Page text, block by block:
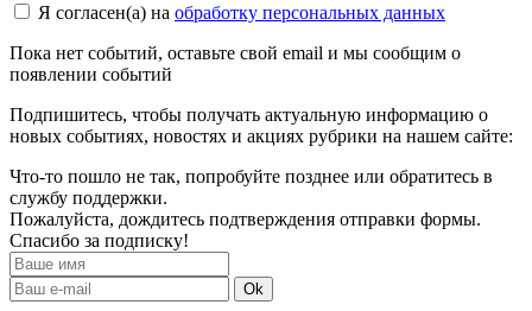
Я согласен(а) на обработку персональных данных
Пока нет событий, оставьте свой email и мы сообщим о
появлении событий
Подпишитесь, чтобы получать актуальную информацию о
новых событиях, новостях и акциях рубрики на нашем сайте:
Что-то пошло не так, попробуйте позднее или обратитесь в
службу поддержки.
Пожалуйста, дождитесь подтверждения отправки формы.
Спасибо за подписку!
Ok